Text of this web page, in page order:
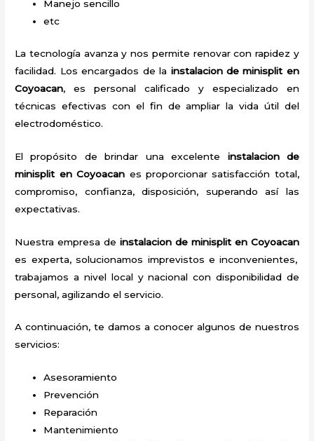
Manejo sencillo
etc
La tecnología avanza y nos permite renovar con rapidez y
facilidad. Los encargados de la instalacion de minisplit en
Coyoacan, es personal calificado y especializado en
técnicas efectivas con el fin de ampliar la vida útil del
electrodoméstico.
El propósito de brindar una excelente instalacion de
minisplit en Coyoacan es proporcionar satisfacción total,
compromiso, confianza, disposición, superando así las
expectativas.
Nuestra empresa deinstalacion de minisplit en Coyoacan
es experta, solucionamos imprevistos e inconvenientes,
trabajamos a nivel local y nacional con disponibilidad de
personal, agilizando el servicio.
A continuación, te damos a conocer algunos de nuestros
servicios:
Asesoramiento
Prevención
Reparación
Mantenimiento